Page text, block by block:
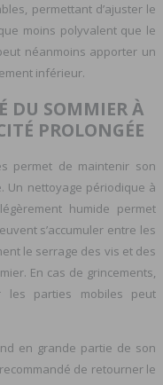
permettant d’ajuster le
moins polyvalent que le
néanmoins apporter un
inférieur.
DU SOMMIER À
PROLONGÉE
permet de maintenir son
Un nettoyage périodique à
humide permet
s’accumuler entre les
le serrage des vis et des
En cas de grincements,
les parties mobiles peut
en grande partie de son
de retourner le